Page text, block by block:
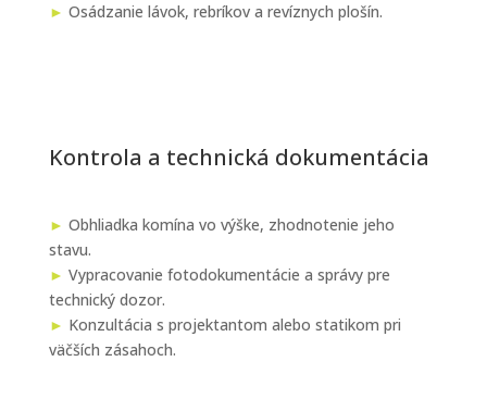
► Osádzanie lávok, rebríkov a revíznych plošín.
Kontrola a technická dokumentácia
► Obhliadka komína vo výške, zhodnotenie jeho
stavu.
► Vypracovanie fotodokumentácie a správy pre
technický dozor.
► Konzultácia s projektantom alebo statikom pri
väčších zásahoch.